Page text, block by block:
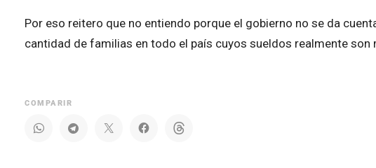
Por eso reitero que no entiendo porque el gobierno no se da
cantidad de familias en todo el país cuyos sueldos realmente son
COMPARIR